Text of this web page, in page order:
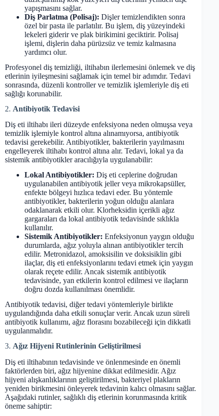
yapışmasını sağlar.
Diş Parlatma (Polisaj): Dişler temizlendikten sonra
özel bir pasta ile parlatılır. Bu işlem, diş yüzeyindeki
lekeleri giderir ve plak birikimini geciktirir. Polisaj
işlemi, dişlerin daha pürüzsüz ve temiz kalmasına
yardımcı olur.
Profesyonel diş temizliği, iltihabın ilerlemesini önlemek ve diş
etlerinin iyileşmesini sağlamak için temel bir adımdır. Tedavi
sonrasında, düzenli kontroller ve temizlik işlemleriyle diş eti
sağlığı korunabilir.
2. Antibiyotik Tedavisi
Diş eti iltihabı ileri düzeyde enfeksiyona neden olmuşsa veya
temizlik işlemiyle kontrol altına alınamıyorsa, antibiyotik
tedavisi gerekebilir. Antibiyotikler, bakterilerin yayılmasını
engelleyerek iltihabı kontrol altına alır. Tedavi, lokal ya da
sistemik antibiyotikler aracılığıyla uygulanabilir:
Lokal Antibiyotikler: Diş eti ceplerine doğrudan
uygulanabilen antibiyotik jeller veya mikrokapsüller,
enfekte bölgeyi hızlıca tedavi eder. Bu yöntemle
antibiyotikler, bakterilerin yoğun olduğu alanlara
odaklanarak etkili olur. Klorheksidin içerikli ağız
gargaraları da lokal antibiyotik tedavisinde sıklıkla
kullanılır.
Sistemik Antibiyotikler: Enfeksiyonun yaygın olduğu
durumlarda, ağız yoluyla alınan antibiyotikler tercih
edilir. Metronidazol, amoksisilin ve doksisiklin gibi
ilaçlar, diş eti enfeksiyonlarını tedavi etmek için yaygın
olarak reçete edilir. Ancak sistemik antibiyotik
tedavisinde, yan etkilerin kontrol edilmesi ve ilaçların
doğru dozda kullanılması önemlidir.
Antibiyotik tedavisi, diğer tedavi yöntemleriyle birlikte
uygulandığında daha etkili sonuçlar verir. Ancak uzun süreli
antibiyotik kullanımı, ağız florasını bozabileceği için dikkatli
uygulanmalıdır.
3. Ağız Hijyeni Rutinlerinin Geliştirilmesi
Diş eti iltihabının tedavisinde ve önlenmesinde en önemli
faktörlerden biri, ağız hijyenine dikkat edilmesidir. Ağız
hijyeni alışkanlıklarının geliştirilmesi, bakteriyel plakların
yeniden birikmesini önleyerek tedavinin kalıcı olmasını sağlar.
Aşağıdaki rutinler, sağlıklı diş etlerinin korunmasında kritik
öneme sahiptir: